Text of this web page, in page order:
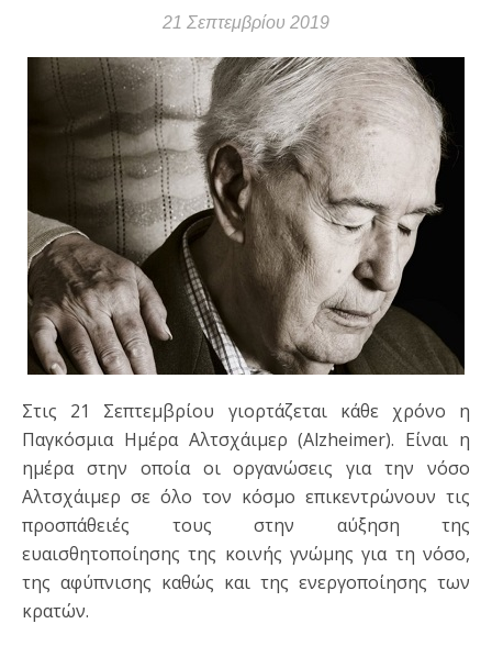
21 Σεπτεμβρίου 2019
Στις 21 Σεπτεμβρίου γιορτάζεται κάθε χρόνο η
Παγκόσμια Ημέρα Αλτσχάιμερ (Alzheimer). Eίναι η
ημέρα στην οποία οι οργανώσεις για την νόσο
Αλτσχάιμερ σε όλο τον κόσμο επικεντρώνουν τις
προσπάθειές τους στην αύξηση της
ευαισθητοποίησης της κοινής γνώμης για τη νόσο,
της αφύπνισης καθώς και της ενεργοποίησης των
κρατών.